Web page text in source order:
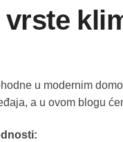
vrste
u modernim
a u ovom blogu